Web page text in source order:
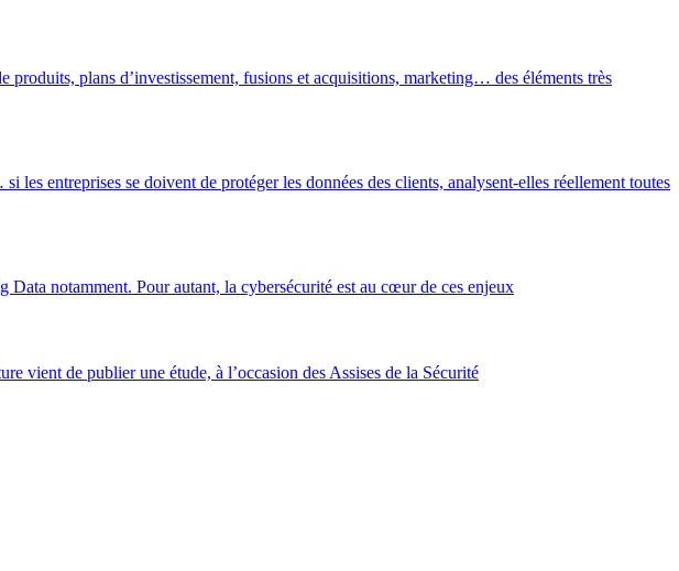
produits, plans d’investissement, fusions et acquisitions, marketing… des éléments très
entreprises se doivent de protéger les données des clients, analysent-elles réellement toutes
notamment. Pour autant, la cybersécurité est au cœur de ces enjeux
vient de publier une étude, à l’occasion des Assises de la Sécurité